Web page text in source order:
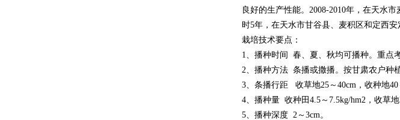
良好的生产性能。2008-2010年，在天水
时5年，在天水市甘谷县、麦积区和定西安
栽培技术要点：
1、播种时间 春、夏、秋均可播种。重点
2、播种方法 条播或撒播。按甘肃农户种
3、条播行距 收草地25～40cm，收种地40
4、播种量 收种田4.5～7.5kg/hm2，收草地
5、播种深度 2～3cm。